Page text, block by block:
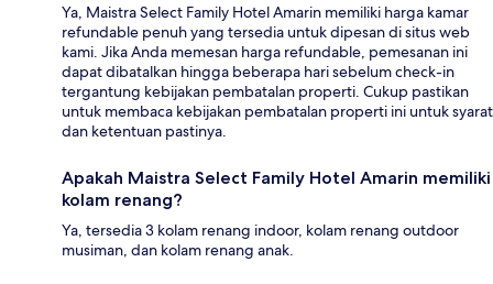
Ya, Maistra Select Family Hotel Amarin memiliki harga kamar
refundable penuh yang tersedia untuk dipesan di situs web
kami. Jika Anda memesan harga refundable, pemesanan ini
dapat dibatalkan hingga beberapa hari sebelum check-in
tergantung kebijakan pembatalan properti. Cukup pastikan
untuk membaca kebijakan pembatalan properti ini untuk syarat
dan ketentuan pastinya.
Apakah Maistra Select Family Hotel Amarin memiliki
kolam renang?
Ya, tersedia 3 kolam renang indoor, kolam renang outdoor
musiman, dan kolam renang anak.